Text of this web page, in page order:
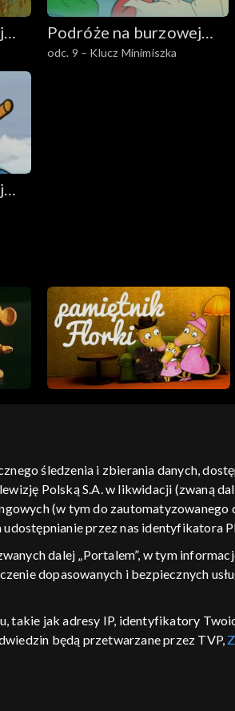
Podróże na burzowej
chmurze
odc. 9 – Klucz Minimiszka
dostępność informacje o
śledzenia i zbierania danych,
Polską S.A. w likwidacji (zwaną
(w tym do zautomatyzowanego
przez nas identyfikatora
dalej „Portalem”, w tym
dopasowanych i bezpiecznych
takie jak adresy IP, identyfikatory
będą przetwarzane przez TVP,
treści, wyboru
opracowywania i ulepszania